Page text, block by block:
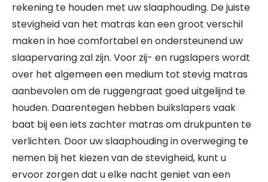
rekening te houden met uw slaaphouding. De juiste
stevigheid van het matras kan een groot verschil
maken in hoe comfortabel en ondersteunend uw
slaapervaring zal zijn. Voor zij- en rugslapers wordt
over het algemeen een medium tot stevig matras
aanbevolen om de ruggengraat goed uitgelijnd te
houden. Daarentegen hebben buikslapers vaak
baat bij een iets zachter matras om drukpunten te
verlichten. Door uw slaaphouding in overweging te
nemen bij het kiezen van de stevigheid, kunt u
ervoor zorgen dat u elke nacht geniet van een